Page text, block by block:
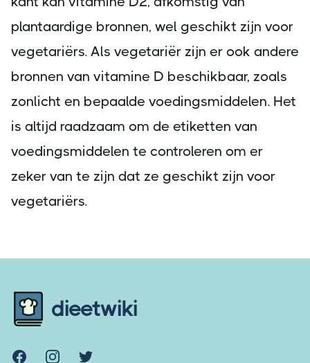
plantaardige bronnen, wel geschikt zijn voor
vegetariërs. Als vegetariër zijn er ook andere
bronnen van vitamine D beschikbaar, zoals
zonlicht en bepaalde voedingsmiddelen. Het
is altijd raadzaam om de etiketten van
voedingsmiddelen te controleren om er
zeker van te zijn dat ze geschikt zijn voor
vegetariërs.
dieetwiki
FacebookInstagramTwitter